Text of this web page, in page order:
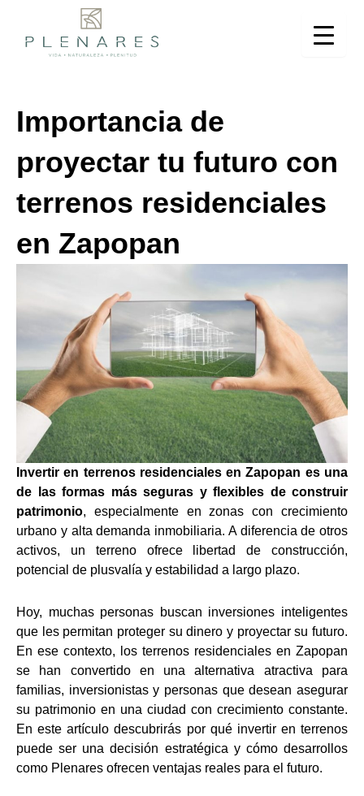
contenido
Importancia de
proyectar tu futuro con
terrenos residenciales
en Zapopan
Invertir en terrenos residenciales en Zapopan es una
de las formas más seguras y flexibles de construir
patrimonio, especialmente en zonas con crecimiento
urbano y alta demanda inmobiliaria. A diferencia de otros
activos, un terreno ofrece libertad de construcción,
potencial de plusvalía y estabilidad a largo plazo.
Hoy, muchas personas buscan inversiones inteligentes
que les permitan proteger su dinero y proyectar su futuro.
En ese contexto, los terrenos residenciales en Zapopan
se han convertido en una alternativa atractiva para
familias, inversionistas y personas que desean asegurar
su patrimonio en una ciudad con crecimiento constante.
En este artículo descubrirás por qué invertir en terrenos
puede ser una decisión estratégica y cómo desarrollos
como Plenares ofrecen ventajas reales para el futuro.